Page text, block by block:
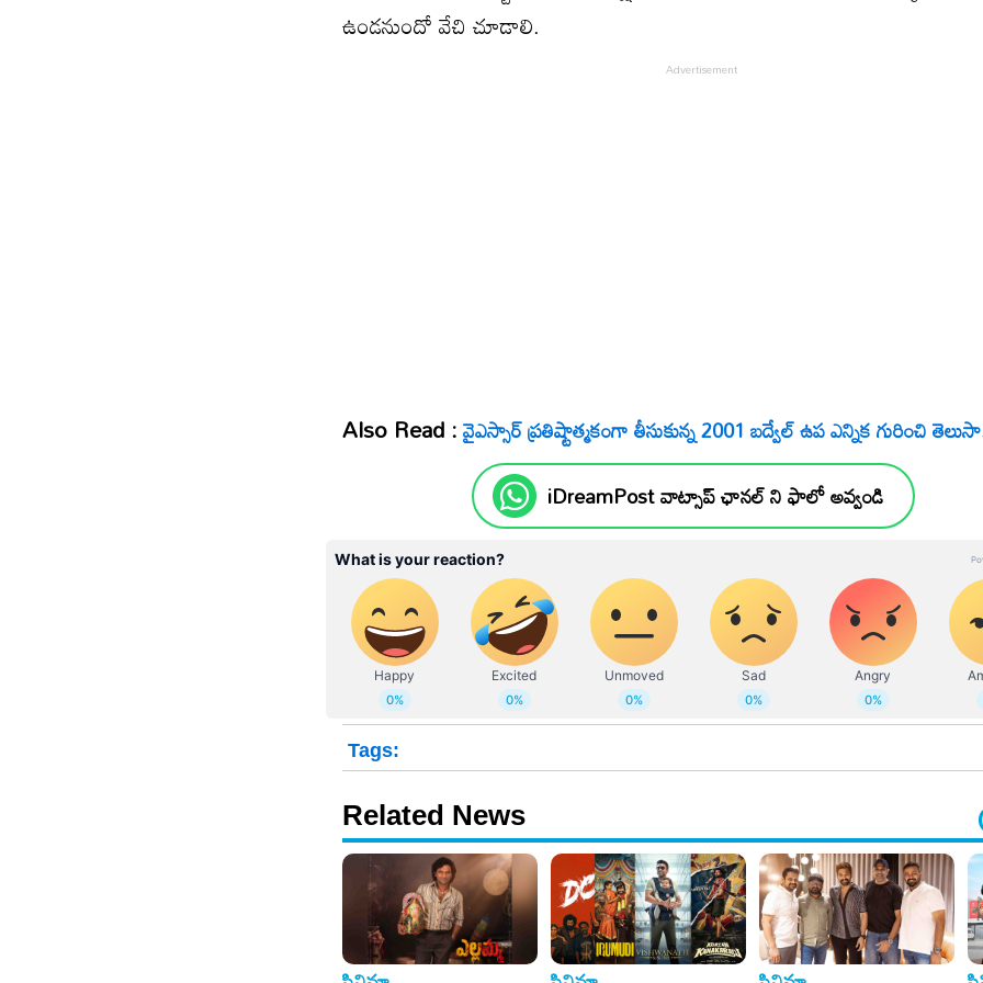
ఉండ‌నుందో వేచి చూడాలి.
Also Read :వైఎస్సార్‌ ప్రతిష్టాత్మకంగా తీసుకున్న 2001 బద్వేల్‌ ఉప ఎన్నిక గురించి
iDreamPost వాట్సాప్ ఛానల్ ని ఫాలో అవ్వండి
Tags:
Related News